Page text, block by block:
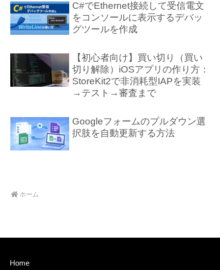
C#でEthernet接続して受信電文
をコンソールに表示するデバッ
グツールを作成
【初心者向け】買い切り（買い
切り解除）iOSアプリの作り方：
StoreKit2で非消耗型IAPを実装
→テスト→審査まで
Googleフォームのプルダウン選
択肢を自動更新する方法
ホーム
Home